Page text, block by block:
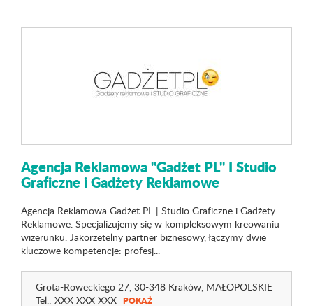
Agencja Reklamowa "Gadżet PL" I Studio
Graficzne i Gadżety Reklamowe
Agencja Reklamowa Gadżet PL | Studio Graficzne i Gadżety
Reklamowe. Specjalizujemy się w kompleksowym kreowaniu
wizerunku. Jakorzetelny partner biznesowy, łączymy dwie
kluczowe kompetencje: profesj...
Grota-Roweckiego 27, 30-348 Kraków, MAŁOPOLSKIE
Tel.: XXX XXX XXX POKAŻ